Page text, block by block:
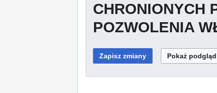
CHRONIONYCH
POZWOLENIA